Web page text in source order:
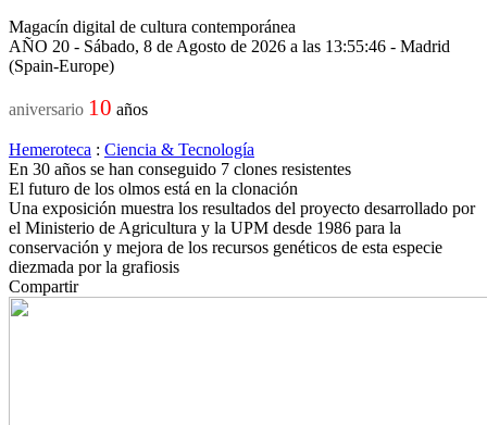
Magacín digital de cultura contemporánea
AÑO 20 - Sábado, 8 de Agosto de 2026 a las 13:55:46 - Madrid
(Spain-Europe)
aniversario 10 años
Hemeroteca : Ciencia & Tecnología
En 30 años se han conseguido 7 clones resistentes
El futuro de los olmos está en la clonación
Una exposición muestra los resultados del proyecto desarrollado por
el Ministerio de Agricultura y la UPM desde 1986 para la
conservación y mejora de los recursos genéticos de esta especie
diezmada por la grafiosis
Compartir